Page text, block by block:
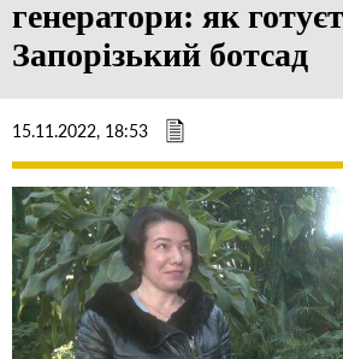
генератори: як
Запорізький ботсад
15.11.2022, 18:53